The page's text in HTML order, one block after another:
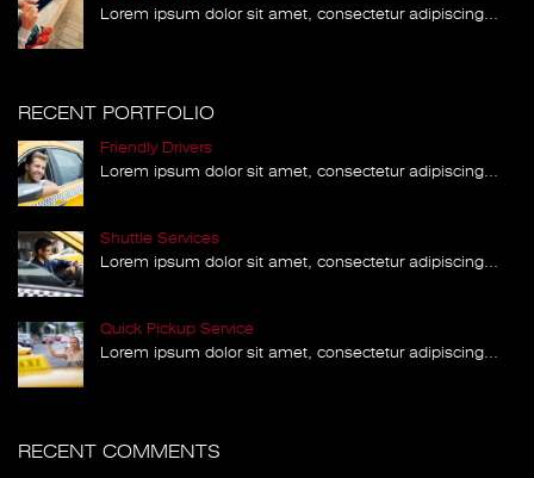
Lorem ipsum dolor sit amet, consectetur adipiscing...
RECENT PORTFOLIO
Friendly Drivers
Lorem ipsum dolor sit amet, consectetur adipiscing...
Shuttle Services
Lorem ipsum dolor sit amet, consectetur adipiscing...
Quick Pickup Service
Lorem ipsum dolor sit amet, consectetur adipiscing...
RECENT COMMENTS